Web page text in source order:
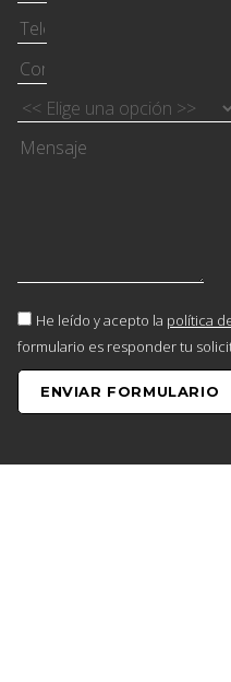
He leído y acepto la política
formulario es responder tu
ENVIAR FORMULARIO